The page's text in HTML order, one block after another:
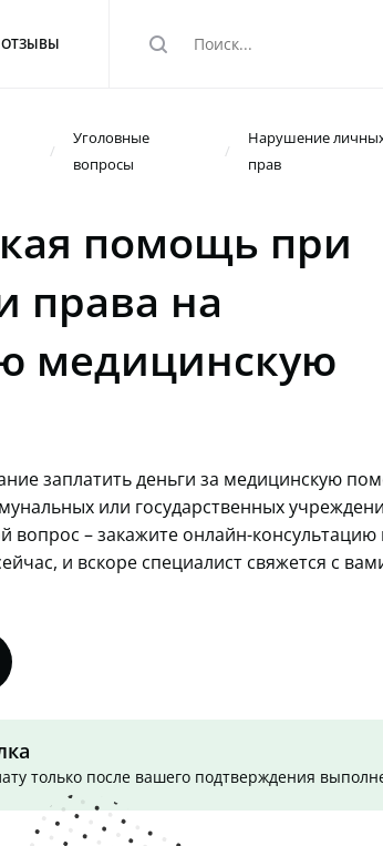
ОТЗЫВЫ search
Уголовные
вопросы
Нарушение
прав
помощь при
права на
медицинскую
заплатить деньги за медицинскую
или государственных
вопрос – закажите онлайн-консультацию
и вскоре специалист свяжется с
только после вашего подтверждения